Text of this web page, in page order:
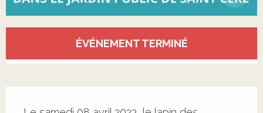
Ouverture et coordonnées
ÉVÉNEMENT TERMINÉ